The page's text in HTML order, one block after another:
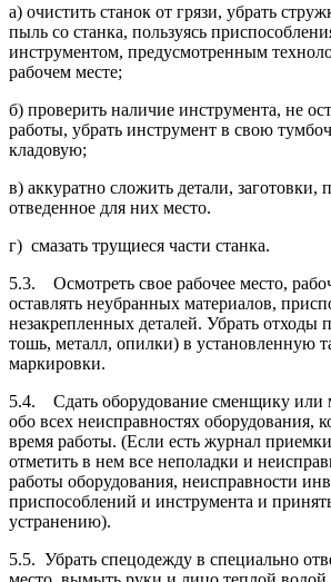
а) очистить станок от грязи, убрать
пыль со станка, пользуясь
инструментом, предусмотренным
рабочем месте;
б) проверить наличие инструмента, не
работы, убрать инст­румент в свою
кладовую;
в) аккуратно сложить детали,
отведенное для них место.
г) смазать трущиеся части станка.
5.3. Осмотреть свое рабочее место,
оставлять неубранных ма­териалов,
незакрепленных деталей. Убрать отходы
тошь, металл, опилки) в установленную
маркировки.
5.4. Сдать оборудование сменщику или
обо всех неис­правностях оборудования,
время работы. (Если есть журнал
отметить в нем все неполадки и
работы оборудования, неисправности
приспособлений и инструмента и
устранению).
5.5. Убрать спецодежду в специально